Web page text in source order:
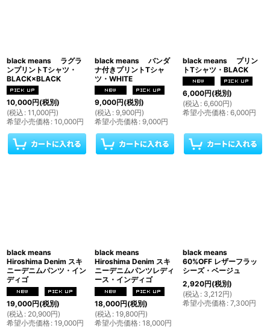
black means ラグラ
ンプリントTシャツ・
BLACK×BLACK
10,000円(税別)
(税込 : 11,000円)
希望小売価格: 10,000円
black means バンダ
ナ付きプリントTシャ
ツ・WHITE
9,000円(税別)
(税込 : 9,900円)
希望小売価格: 9,000円
black means プリン
トTシャツ・BLACK
6,000円(税別)
(税込 : 6,600円)
希望小売価格: 6,000円
black means
Hiroshima Denim スキ
ニーデニムパンツ・イン
ディゴ
19,000円(税別)
(税込 : 20,900円)
希望小売価格: 19,000円
black means
Hiroshima Denim スキ
ニーデニムパンツレディ
ース・インディゴ
18,000円(税別)
(税込 : 19,800円)
希望小売価格: 18,000円
black means
60%OFF レザーフラッ
シーズ・ベージュ
2,920円(税別)
(税込 : 3,212円)
希望小売価格: 7,300円